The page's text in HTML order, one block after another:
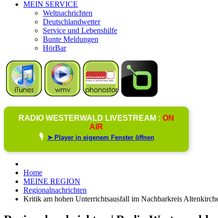
MEIN SERVICE
Weltnachrichten
Deutschlandwetter
Service und Lebenshilfe
Bunte Meldungen
HörBar
RADIO WESTERWALD LIVESTREAM : ON
AIR
🎙️ ➤ Player in eigenem Fenster öffnen
Home
MEINE REGION
Regionalnachrichten
Kritik am hohen Unterrichtsausfall im Nachbarkreis